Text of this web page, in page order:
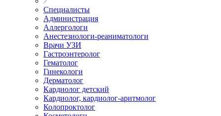
Специалисты
Администрация
Аллергологи
Анестезиологи-реаниматологи
Врачи УЗИ
Гастроэнтеролог
Гематолог
Гинекологи
Дерматолог
Кардиолог детский
Кардиолог, кардиолог-аритмолог
Колопроктолог